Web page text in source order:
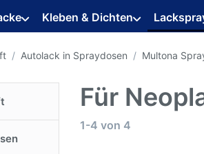
Kleben & Dichten
Autolack in Spraydosen Multona
Für
Suchergebnisse:
1-4 von 4